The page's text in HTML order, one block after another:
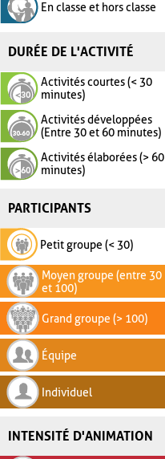
En classe et hors classe
DURÉE DE L'ACTIVITÉ
Activités courtes (< 30
minutes)
Activités développées
(Entre 30 et 60 minutes)
Activités élaborées (> 60
minutes)
PARTICIPANTS
Petit groupe (< 30)
Moyen groupe (entre 30
et 100)
Grand groupe (> 100)
Équipe
Individuel
INTENSITÉ D'ANIMATION